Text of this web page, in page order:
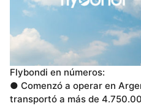
Flybondi en números:
● Comenzó a operar en
transportó a más de